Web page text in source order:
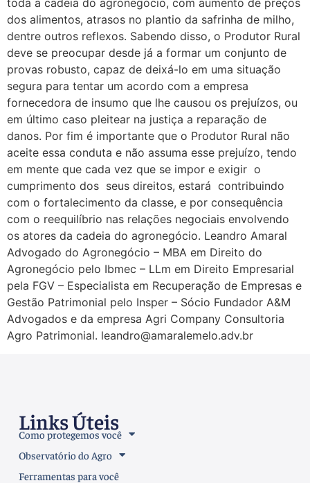
toda a cadeia do agronegócio, com aumento de preços
dos alimentos, atrasos no plantio da safrinha de milho,
dentre outros reflexos. Sabendo disso, o Produtor Rural
deve se preocupar desde já a formar um conjunto de
provas robusto, capaz de deixá-lo em uma situação
segura para tentar um acordo com a empresa
fornecedora de insumo que lhe causou os prejuízos, ou
em último caso pleitear na justiça a reparação de
danos. Por fim é importante que o Produtor Rural não
aceite essa conduta e não assuma esse prejuízo, tendo
em mente que cada vez que se impor e exigir o
cumprimento dos seus direitos, estará contribuindo
com o fortalecimento da classe, e por consequência
com o reequilíbrio nas relações negociais envolvendo
os atores da cadeia do agronegócio. Leandro Amaral
Advogado do Agronegócio – MBA em Direito do
Agronegócio pelo Ibmec – LLm em Direito Empresarial
pela FGV – Especialista em Recuperação de Empresas e
Gestão Patrimonial pelo Insper – Sócio Fundador A&M
Advogados e da empresa Agri Company Consultoria
Agro Patrimonial. leandro@amaralemelo.adv.br
Links Úteis
Como protegemos você
Observatório do Agro
Ferramentas para você